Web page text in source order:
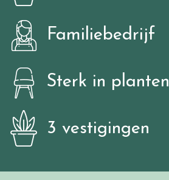
Familiebedrijf
Sterk in planten
3 vestigingen